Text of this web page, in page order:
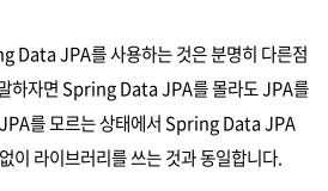
Data JPA를 사용하는 것은 분명히 다른점
하자면 Spring Data JPA를 몰라도 JPA를
를 모르는 상태에서 Spring Data JPA
이 라이브러리를 쓰는 것과 동일합니다.